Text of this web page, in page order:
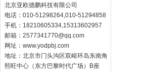
北京亚欧德鹏科技有限公司
电话：010-51298264,010-51294858
手机：18210605334,15313602957
邮箱： 2577341770@qq.com
网址： www.yodpbj.com
地址：北京市门头沟区双峪环岛东南角
熙旺中心（东方巴黎时代广场）B座